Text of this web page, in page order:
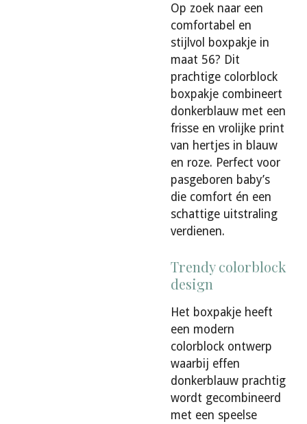
Op zoek naar een
comfortabel en
stijlvol boxpakje in
maat 56? Dit
prachtige colorblock
boxpakje combineert
donkerblauw met een
frisse en vrolijke print
van hertjes in blauw
en roze. Perfect voor
pasgeboren baby’s
die comfort én een
schattige uitstraling
verdienen.
Trendy colorblock
design
Het boxpakje heeft
een modern
colorblock ontwerp
waarbij effen
donkerblauw prachtig
wordt gecombineerd
met een speelse